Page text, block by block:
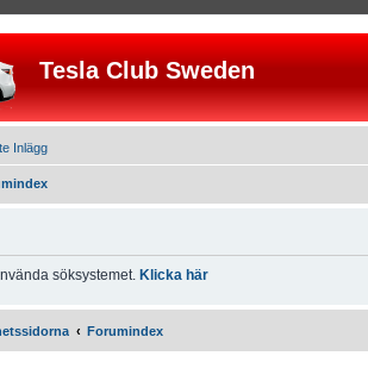
Tesla Club Sweden
Inlägg
söksystemet. Klicka här
Forumindex